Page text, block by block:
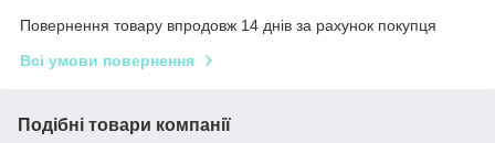
Повернення товару впродовж 14 днів за рахунок покупця
Всі умови повернення
Подібні товари компанії